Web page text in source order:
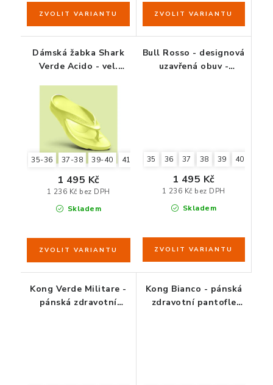
Dámská žabka Shark
Verde Acido - vel.
35-36 37-38 39-40 41-42 43-44 45-46
Skladem
1 236 Kč bez DPH
1 495 Kč
Bull Rosso - designová
uzavřená obuv -
35 36 37 38 39 40
Skladem
1 236 Kč bez DPH
1 495 Kč
Kong Verde Militare -
pánská zdravotní
Kong Bianco - pánská
zdravotní pantofle